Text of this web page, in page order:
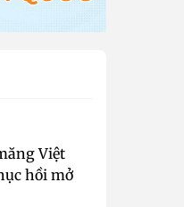
Việt
hồi mở